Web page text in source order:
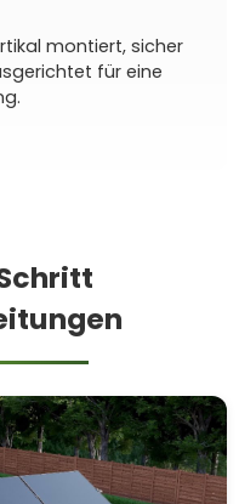
montiert, sicher
für eine